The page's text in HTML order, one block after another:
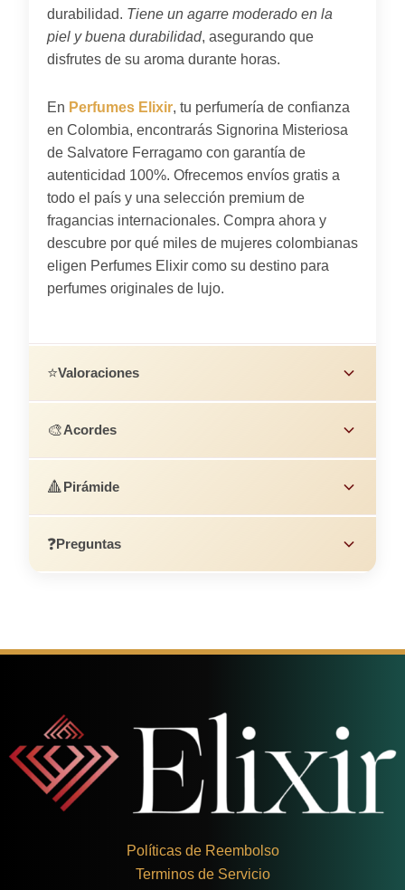
durabilidad. Tiene un agarre moderado en la
piel y buena durabilidad, asegurando que
disfrutes de su aroma durante horas.
En Perfumes Elixir, tu perfumería de confianza
en Colombia, encontrarás Signorina Misteriosa
de Salvatore Ferragamo con garantía de
autenticidad 100%. Ofrecemos envíos gratis a
todo el país y una selección premium de
fragancias internacionales. Compra ahora y
descubre por qué miles de mujeres colombianas
eligen Perfumes Elixir como su destino para
perfumes originales de lujo.
⭐Valoraciones
🎨Acordes
🔺Pirámide
❓Preguntas
Políticas de Reembolso
Terminos de Servicio